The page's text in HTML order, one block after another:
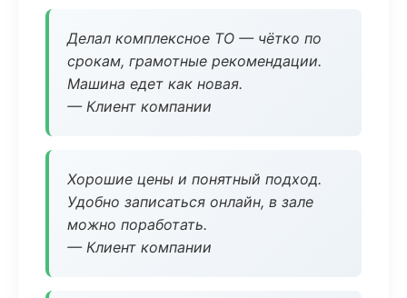
Делал комплексное ТО — чётко по
срокам, грамотные рекомендации.
Машина едет как новая.
— Клиент компании
Хорошие цены и понятный подход.
Удобно записаться онлайн, в зале
можно поработать.
— Клиент компании